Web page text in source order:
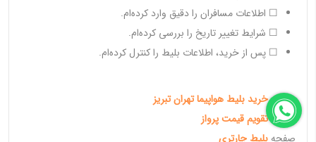
☐ اطلاعات مسافران را دقیق وارد کرده‌ام.
☐ شرایط تغییر تاریخ را بررسی کرده‌ام.
☐ پس از خرید، اطلاعات بلیط را کنترل کرده‌ام.
صفحهخرید بلیط هواپیما تهران تبریز
صفحهتقویم قیمت پرواز
صفحه بلیط چارتری